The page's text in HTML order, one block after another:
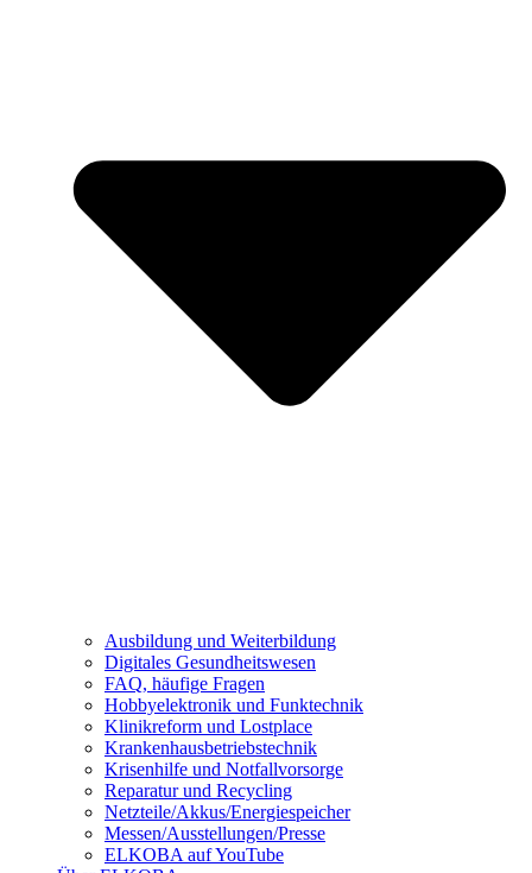
Ausbildung und Weiterbildung
Digitales Gesundheitswesen
FAQ, häufige Fragen
Hobbyelektronik und Funktechnik
Klinikreform und Lostplace
Krankenhausbetriebstechnik
Krisenhilfe und Notfallvorsorge
Reparatur und Recycling
Netzteile/Akkus/Energiespeicher
Messen/Ausstellungen/Presse
ELKOBA auf YouTube